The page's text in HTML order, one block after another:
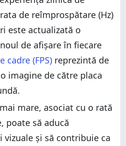
de reîmprospătare (Hz)
este actualizată o
de afișare în fiecare
cadre (FPS) reprezintă de
imagine de către placa
mare, asociat cu o rată
poate să aducă
și să contribuie ca